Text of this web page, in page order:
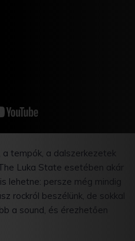
tempók, a dalszerkezetek
Luka State esetében akár
lehetne: persze még mindig
rockról beszélünk, de sokkal
a sound, és érezhetően